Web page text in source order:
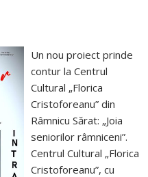
Un nou proiect prinde
contur la Centrul
Cultural „Florica
Cristoforeanu” din
Râmnicu Sărat: „Joia
seniorilor râmniceni”.
Centrul Cultural „Florica
Cristoforeanu”, cu